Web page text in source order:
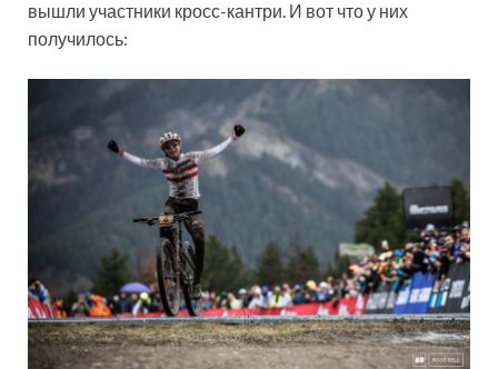
вышли участники кросс-кантри. И вот что у них
получилось: